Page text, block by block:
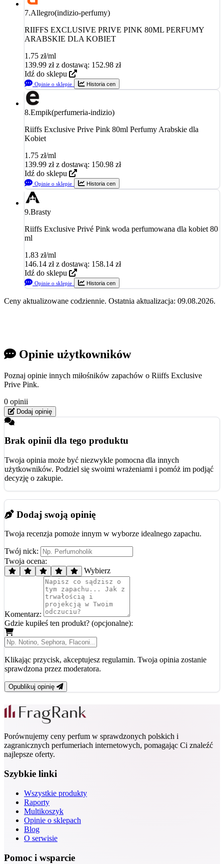
7.Allegro(indizio-perfumy)
RIIFFS EXCLUSIVE PRIVE PINK 80ML PERFUMY
ARABSKIE DLA KOBIET
1.75 zł/ml
139.99 zł z dostawą: 152.98 zł
Idź do sklepu
Opinie o sklepie Historia cen
8.Empik(perfumeria-indizio)
Riiffs Exclusive Prive Pink 80ml Perfumy Arabskie dla
Kobiet
1.75 zł/ml
139.99 zł z dostawą: 150.98 zł
Idź do sklepu
Opinie o sklepie Historia cen
9.Brasty
Riiffs Exclusive Privé Pink woda perfumowana dla kobiet 80
ml
1.83 zł/ml
146.14 zł z dostawą: 158.14 zł
Idź do sklepu
Opinie o sklepie Historia cen
Ceny aktualizowane codziennie. Ostatnia aktualizacja: 09.08.2026.
Opinie użytkowników
Poznaj opinie innych miłośników zapachów o Riiffs Exclusive
Prive Pink.
0 opinii
Dodaj opinię
Brak opinii dla tego produktu
Twoja opinia może być niezwykle pomocna dla innych
użytkowników. Podziel się swoimi wrażeniami i pomóż im podjąć
decyzję o zakupie.
Dodaj swoją opinię
Twoja recenzja pomoże innym w wyborze idealnego zapachu.
Twój nick:
Twoja ocena:
Wybierz
Komentarz:
Gdzie kupiłeś ten produkt? (opcjonalne):
Klikając przycisk, akceptujesz regulamin. Twoja opinia zostanie
sprawdzona przez moderatora.
Opublikuj opinię
Porównujemy ceny perfum w sprawdzonych polskich i
zagranicznych perfumeriach internetowych, pomagając Ci znaleźć
najlepsze oferty.
Szybkie linki
Wszystkie produkty
Raporty
Multikoszyk
Opinie o sklepach
Blog
O serwisie
Pomoc i wsparcie